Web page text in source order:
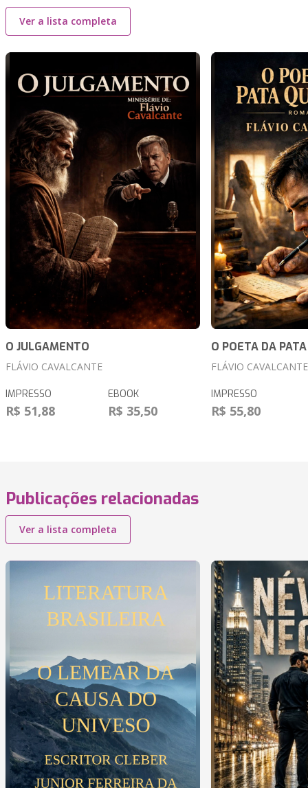
Ver a lista completa
O JULGAMENTO
FLÁVIO CAVALCANTE
IMPRESSO
R$ 51,88
EBOOK
R$ 35,50
O POETA DA
FLÁVIO CAVALCANTE
IMPRESSO
R$ 55,80
Publicações relacionadas
Ver a lista completa